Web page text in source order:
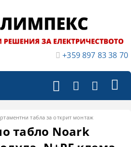
+359 897 83 38 70
табла за открит монтаж
табло Noark